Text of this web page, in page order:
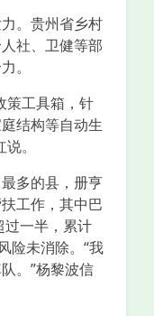
。贵州省乡村
社、卫健等部
。
工具箱，针
结构等自动生
。
多的县，册亨
工作，其中巴
过一半，累计
险未消除。“我
。”杨黎波信